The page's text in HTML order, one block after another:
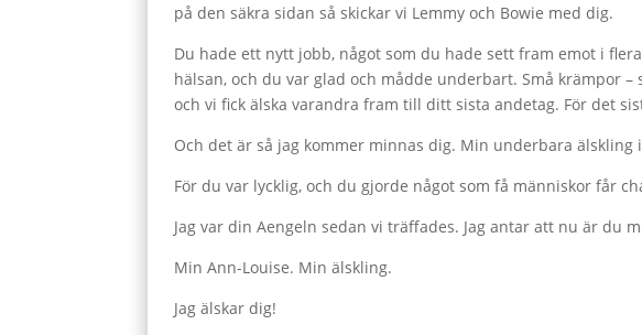
på den säkra sidan så skickar vi Lemmy och Bowie med dig.
Du hade ett nytt jobb, något som du hade sett fram emot i
hälsan, och du var glad och mådde underbart. Små krämpor
och vi fick älska varandra fram till ditt sista andetag. För det
Och det är så jag kommer minnas dig. Min underbara älskling
För du var lycklig, och du gjorde något som få människor får
Jag var din Aengeln sedan vi träffades. Jag antar att nu är du
Min Ann-Louise. Min älskling.
Jag älskar dig!